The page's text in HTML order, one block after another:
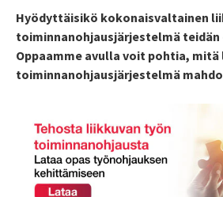
Hyödyttäisikö kokonaisvaltainen
toiminnanohjausjärjestelmä
Oppaamme avulla voit pohtia,
toiminnanohjausjärjestelmä